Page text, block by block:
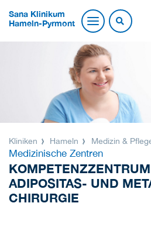
Sana Klinikum
Hameln-Pyrmont
Kliniken Hameln Medizin &
Medizinische Zentren
ADIPOSITAS- UND
CHIRURGIE